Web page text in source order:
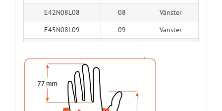
E42N08L08
08
Vänster
E45N08L09
09
Vänster
E45N08L11
E45N08L12
E45N08L13
13